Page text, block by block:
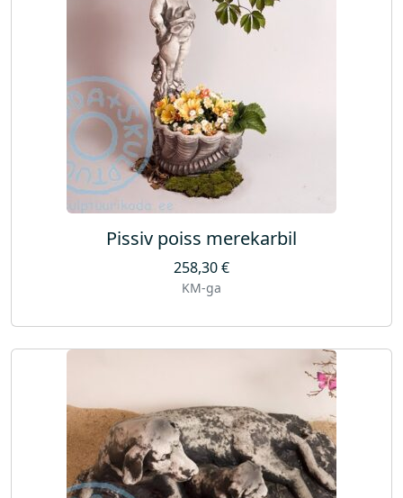
Pissiv poiss merekarbil
258,30€
KM-ga